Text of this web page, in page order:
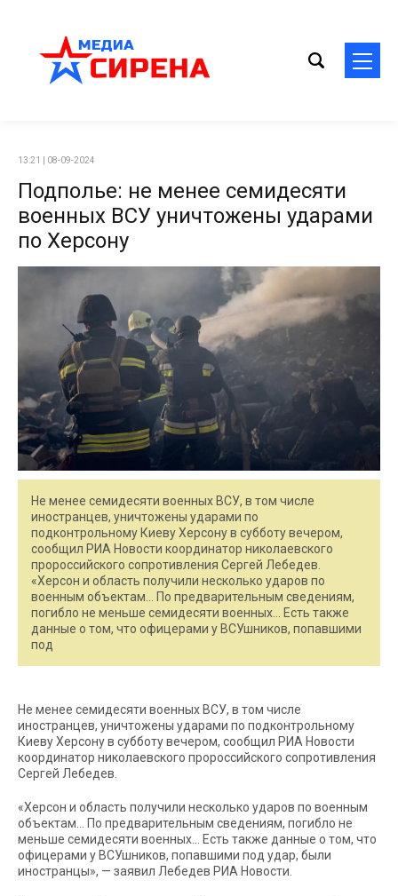
13:21 | 08-09-2024
Подполье: не менее семидесяти
военных ВСУ уничтожены ударами
по Херсону
Не менее семидесяти военных ВСУ, в том числе
иностранцев, уничтожены ударами по
подконтрольному Киеву Херсону в субботу вечером,
сообщил РИА Новости координатор николаевского
пророссийского сопротивления Сергей Лебедев.
«Херсон и область получили несколько ударов по
военным объектам… По предварительным сведениям,
погибло не меньше семидесяти военных… Есть также
данные о том, что офицерами у ВСУшников, попавшими
под
Не менее семидесяти военных ВСУ, в том числе
иностранцев, уничтожены ударами по подконтрольному
Киеву Херсону в субботу вечером, сообщил РИА Новости
координатор николаевского пророссийского сопротивления
Сергей Лебедев.
«Херсон и область получили несколько ударов по военным
объектам… По предварительным сведениям, погибло не
меньше семидесяти военных… Есть также данные о том, что
офицерами у ВСУшников, попавшими под удар, были
иностранцы», — заявил Лебедев РИА Новости.